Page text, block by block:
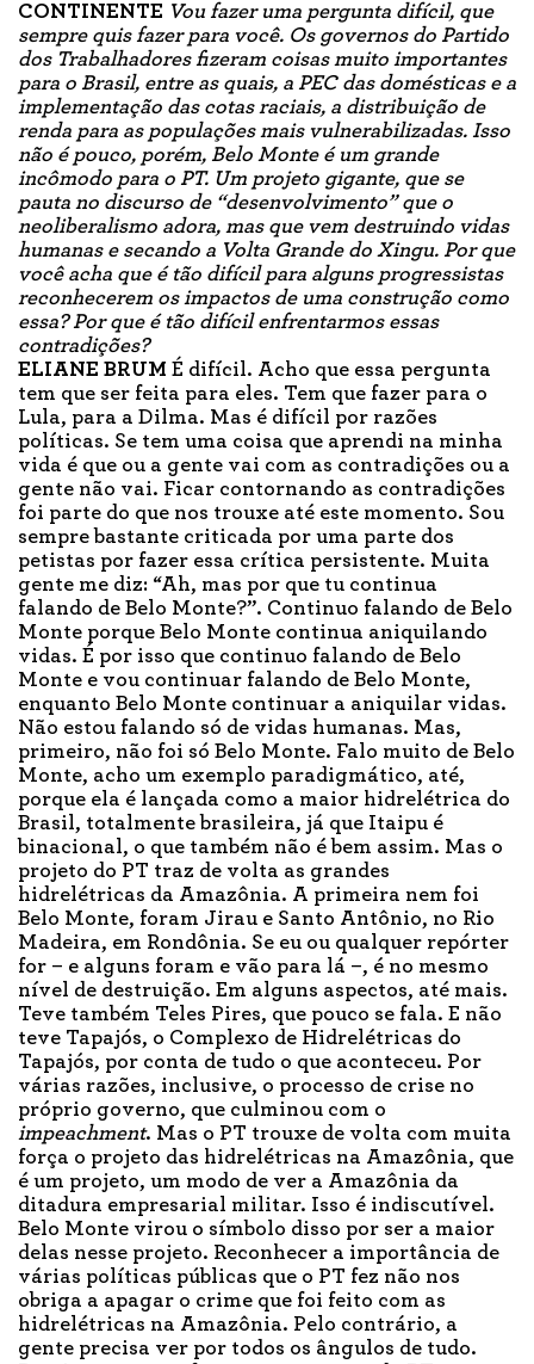
CONTINENTE Vou fazer uma pergunta difícil, que
sempre quis fazer para você. Os governos do Partido
dos Trabalhadores fizeram coisas muito importantes
para o Brasil, entre as quais, a PEC das domésticas e a
implementação das cotas raciais, a distribuição de
renda para as populações mais vulnerabilizadas. Isso
não é pouco, porém, Belo Monte é um grande
incômodo para o PT. Um projeto gigante, que se
pauta no discurso de “desenvolvimento” que o
neoliberalismo adora, mas que vem destruindo vidas
humanas e secando a Volta Grande do Xingu. Por que
você acha que é tão difícil para alguns progressistas
reconhecerem os impactos de uma construção como
essa? Por que é tão difícil enfrentarmos essas
contradições?
ELIANE BRUM É difícil. Acho que essa pergunta
tem que ser feita para eles. Tem que fazer para o
Lula, para a Dilma. Mas é difícil por razões
políticas. Se tem uma coisa que aprendi na minha
vida é que ou a gente vai com as contradições ou a
gente não vai. Ficar contornando as contradições
foi parte do que nos trouxe até este momento. Sou
sempre bastante criticada por uma parte dos
petistas por fazer essa crítica persistente. Muita
gente me diz: “Ah, mas por que tu continua
falando de Belo Monte?”. Continuo falando de Belo
Monte porque Belo Monte continua aniquilando
vidas. É por isso que continuo falando de Belo
Monte e vou continuar falando de Belo Monte,
enquanto Belo Monte continuar a aniquilar vidas.
Não estou falando só de vidas humanas. Mas,
primeiro, não foi só Belo Monte. Falo muito de Belo
Monte, acho um exemplo paradigmático, até,
porque ela é lançada como a maior hidrelétrica do
Brasil, totalmente brasileira, já que Itaipu é
binacional, o que também não é bem assim. Mas o
projeto do PT traz de volta as grandes
hidrelétricas da Amazônia. A primeira nem foi
Belo Monte, foram Jirau e Santo Antônio, no Rio
Madeira, em Rondônia. Se eu ou qualquer repórter
for – e alguns foram e vão para lá –, é no mesmo
nível de destruição. Em alguns aspectos, até mais.
Teve também Teles Pires, que pouco se fala. E não
teve Tapajós, o Complexo de Hidrelétricas do
Tapajós, por conta de tudo o que aconteceu. Por
várias razões, inclusive, o processo de crise no
próprio governo, que culminou com o
impeachment. Mas o PT trouxe de volta com muita
força o projeto das hidrelétricas na Amazônia, que
é um projeto, um modo de ver a Amazônia da
ditadura empresarial militar. Isso é indiscutível.
Belo Monte virou o símbolo disso por ser a maior
delas nesse projeto. Reconhecer a importância de
várias políticas públicas que o PT fez não nos
obriga a apagar o crime que foi feito com as
hidrelétricas na Amazônia. Pelo contrário, a
gente precisa ver por todos os ângulos de tudo.